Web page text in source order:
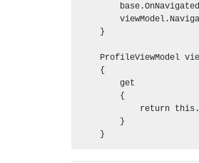
    }
ProfileViewModel
    {
        get
        {
return
        }